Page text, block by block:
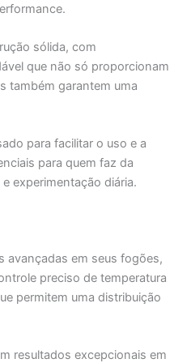
sólida, com
que não só proporcionam
também garantem uma
para facilitar o uso e a
para quem faz da
experimentação diária.
avançadas em seus fogões,
preciso de temperatura
permitem uma distribuição
resultados excepcionais em